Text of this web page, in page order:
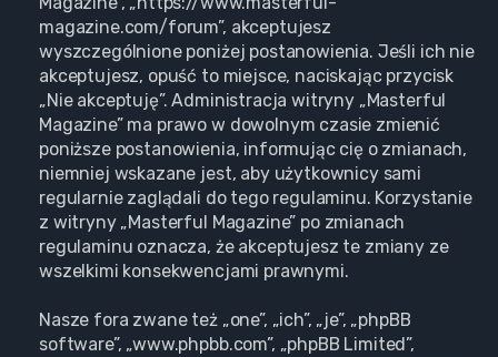
magazine.com/forum”, akceptujesz
wyszczególnione poniżej postanowienia. Jeśli ich nie
akceptujesz, opuść to miejsce, naciskając przycisk
„Nie akceptuję”. Administracja witryny „Masterful
Magazine” ma prawo w dowolnym czasie zmienić
poniższe postanowienia, informując cię o zmianach,
niemniej wskazane jest, aby użytkownicy sami
regularnie zaglądali do tego regulaminu. Korzystanie
z witryny „Masterful Magazine” po zmianach
regulaminu oznacza, że akceptujesz te zmiany ze
wszelkimi konsekwencjami prawnymi.
Nasze fora zwane też „one”, „ich”, „je”, „phpBB
software”, „www.phpbb.com”, „phpBB Limited”,